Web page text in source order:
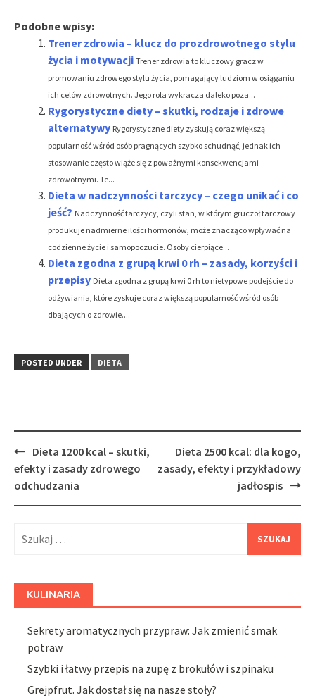
Podobne wpisy:
Trener zdrowia – klucz do prozdrowotnego stylu
życia i motywacji Trener zdrowia to kluczowy gracz w
promowaniu zdrowego stylu życia, pomagający ludziom w osiąganiu
ich celów zdrowotnych. Jego rola wykracza daleko poza...
Rygorystyczne diety – skutki, rodzaje i zdrowe
alternatywy Rygorystyczne diety zyskują coraz większą
popularność wśród osób pragnących szybko schudnąć, jednak ich
stosowanie często wiąże się z poważnymi konsekwencjami
zdrowotnymi. Te...
Dieta w nadczynności tarczycy – czego unikać i co
jeść? Nadczynność tarczycy, czyli stan, w którym gruczoł tarczowy
produkuje nadmierne ilości hormonów, może znacząco wpływać na
codzienne życie i samopoczucie. Osoby cierpiące...
Dieta zgodna z grupą krwi 0 rh – zasady, korzyści i
przepisy Dieta zgodna z grupą krwi 0 rh to nietypowe podejście do
odżywiania, które zyskuje coraz większą popularność wśród osób
dbających o zdrowie....
POSTED UNDER DIETA
Post
navigation
Dieta 1200 kcal – skutki,
efekty i zasady zdrowego
odchudzania
Dieta 2500 kcal: dla kogo,
zasady, efekty i przykładowy
jadłospis
KULINARIA
Sekrety aromatycznych przypraw: Jak zmienić smak
potraw
Szybki i łatwy przepis na zupę z brokułów i szpinaku
Grejpfrut. Jak dostał się na nasze stoły?